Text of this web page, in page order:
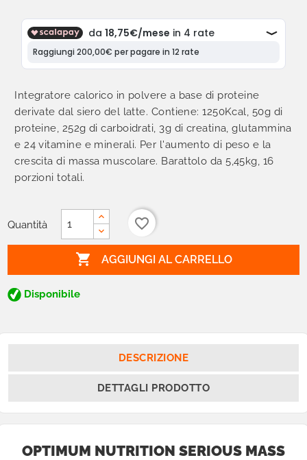
Integratore calorico in polvere a base di proteine
derivate dal siero del latte. Contiene: 1250Kcal, 50g di
proteine, 252g di carboidrati, 3g di creatina, glutammina
e 24 vitamine e minerali. Per l'aumento di peso e la
crescita di massa muscolare. Barattolo da 5,45kg, 16
porzioni totali.
Quantità
 AGGIUNGI AL CARRELLO
favorite_border
Disponibile
DESCRIZIONE
DETTAGLI PRODOTTO
OPTIMUM NUTRITION SERIOUS MASS